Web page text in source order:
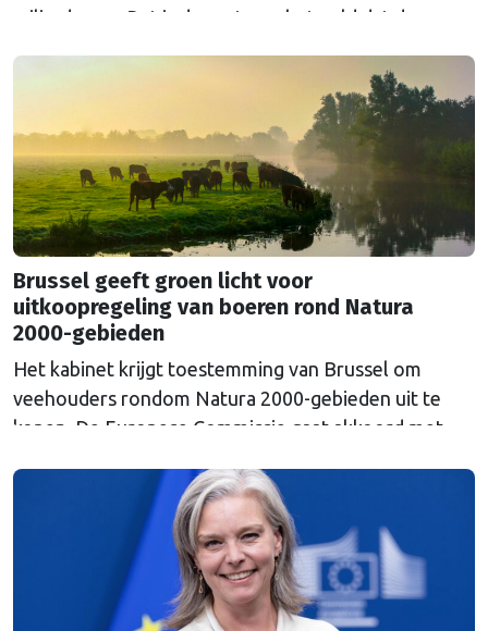
miljard euro. Dat is de rente op het geld dat de
Euroclear parkeerde. De EU bevroor dat geld na de
Continued
Brussel geeft groen licht voor
uitkoopregeling van boeren rond Natura
2000-gebieden
Het kabinet krijgt toestemming van Brussel om
veehouders rondom Natura 2000-gebieden uit te
kopen. De Europese Commissie gaat akkoord met